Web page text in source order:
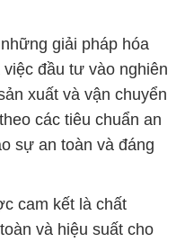
giải pháp hóa
đầu tư vào nghiên
xuất và vận chuyển
các tiêu chuẩn an
sự an toàn và đáng
cam kết là chất
và hiệu suất cho